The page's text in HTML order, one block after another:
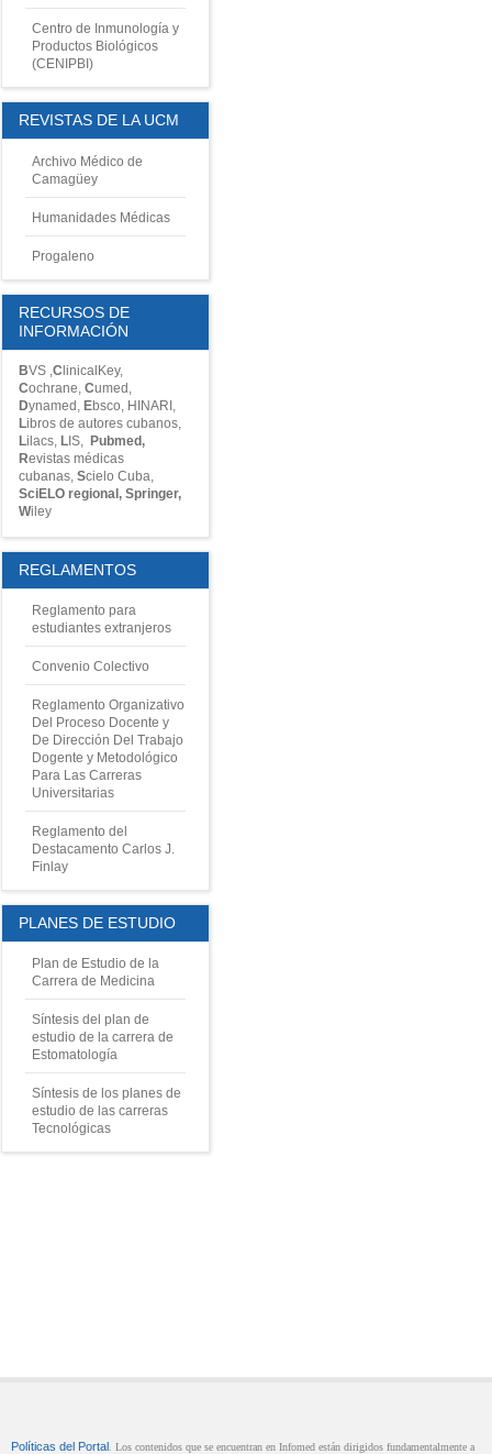
Centro de Inmunología y
Productos Biológicos
(CENIPBI)
REVISTAS DE LA UCM
Archivo Médico de
Camagüey
Humanidades Médicas
Progaleno
RECURSOS DE
INFORMACIÓN
BVS, ClinicalKey,
Cochrane Cumed
Dynamed Ebsco HINARI,
Libros de autores cubanos,
Lilacs, LIS, Pubmed,
Revistas médicas
cubanas, Scielo Cuba
SciELO regional, Springer,
Wiley
REGLAMENTOS
Reglamento para
estudiantes extranjeros
Convenio Colectivo
Reglamento Organizativo
Del Proceso Docente y
De Dirección Del Trabajo
Dogente y Metodológico
Para Las Carreras
Universitarias
Reglamento del
Destacamento Carlos J.
Finlay
PLANES DE ESTUDIO
Plan de Estudio de la
Carrera de Medicina
Síntesis del plan de
estudio de la carrera de
Estomatología
Síntesis de los planes de
estudio de las carreras
Tecnológicas
Políticas del Portal . Los contenidos que se encuentran en Infomed están dirigidos fundamentalmente a